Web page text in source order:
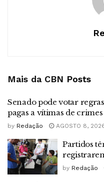
Mais da CBN Posts
Senado pode votar
pagas a vítimas de
by Redação AGOSTO 8,
Partidos
by Redação